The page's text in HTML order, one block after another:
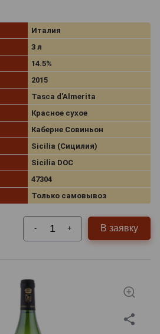
Италия
3 л
14.5%
2015
Tasca d'Almerita
Красное сухое
Каберне Совиньон
Sicilia (Сицилия)
Sicilia DOC
47304
Только самовывоз
- + В заявку